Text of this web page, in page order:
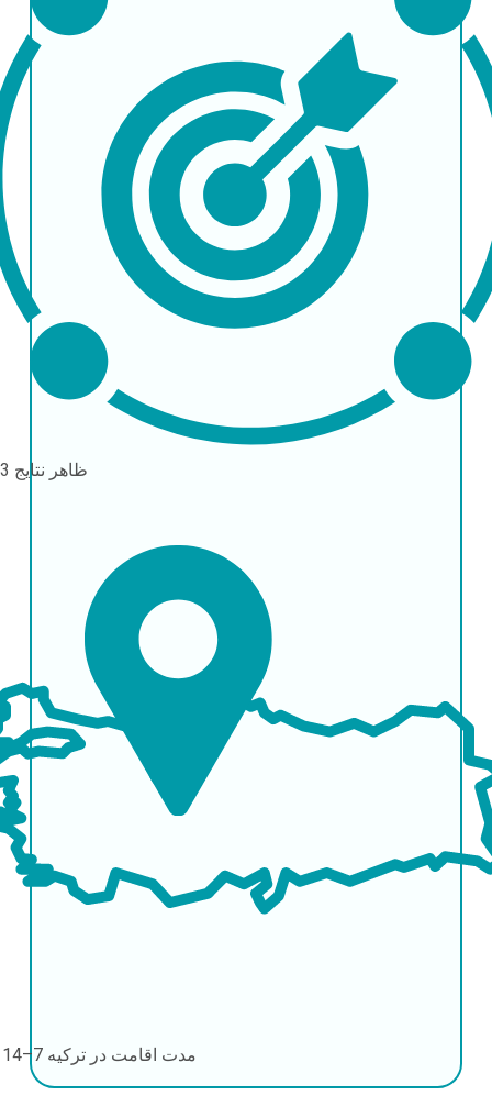
ظاهر نتایج 3 ماه
مدت اقامت در ترکیه 7–14 روز